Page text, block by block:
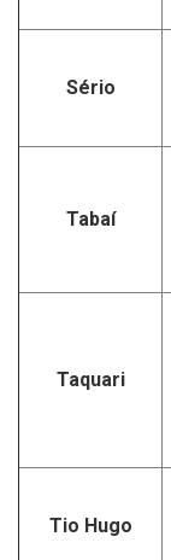
Sério
Tabaí
Taquari
Tio Hugo